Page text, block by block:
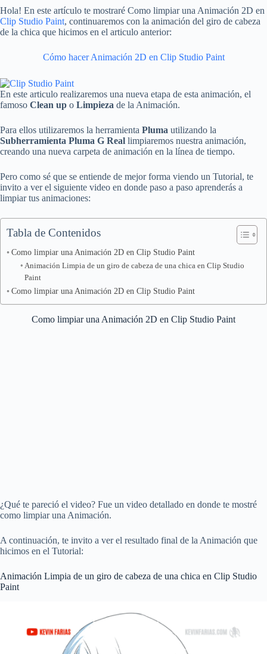
Hola! En este artículo te mostraré Como limpiar una Animación 2D en
Clip Studio Paint, continuaremos con la animación del giro de cabeza
de la chica que hicimos en el articulo anterior:
Cómo hacer Animación 2D en Clip Studio Paint
En este articulo realizaremos una nueva etapa de esta animación, el
famoso Clean up o Limpieza de la Animación.
Para ellos utilizaremos la herramienta Pluma utilizando la
Subherramienta Pluma G Real limpiaremos nuestra animación,
creando una nueva carpeta de animación en la línea de tiempo.
Pero como sé que se entiende de mejor forma viendo un Tutorial, te
invito a ver el siguiente video en donde paso a paso aprenderás a
limpiar tus animaciones:
Tabla de Contenidos
Como limpiar una Animación 2D en Clip Studio Paint
Animación Limpia de un giro de cabeza de una chica en Clip Studio
Paint
Como limpiar una Animación 2D en Clip Studio Paint
Como limpiar una Animación 2D en Clip Studio Paint
¿Qué te pareció el video? Fue un video detallado en donde te mostré
como limpiar una Animación.
A continuación, te invito a ver el resultado final de la Animación que
hicimos en el Tutorial:
Animación Limpia de un giro de cabeza de una chica en Clip Studio
Paint